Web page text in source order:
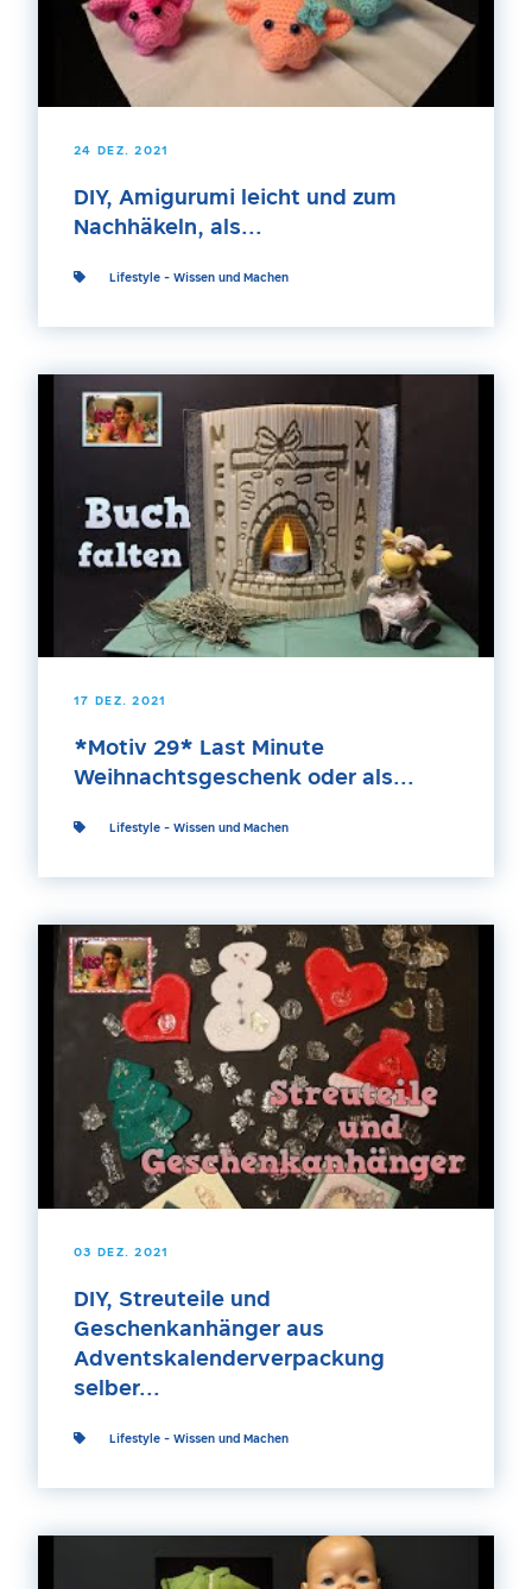
24 DEZ. 2021
DIY, Amigurumi leicht und zum
Nachhäkeln, als...
Lifestyle - Wissen und Machen
17 DEZ. 2021
*Motiv 29* Last Minute
Weihnachtsgeschenk oder als...
Lifestyle - Wissen und Machen
03 DEZ. 2021
DIY, Streuteile und
Geschenkanhänger aus
Adventskalenderverpackung
selber...
Lifestyle - Wissen und Machen